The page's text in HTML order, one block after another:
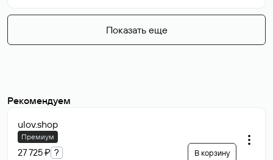
Показать еще
Рекомендуем
ulov.shop
Премиум
27 725 ₽ ? В корзину